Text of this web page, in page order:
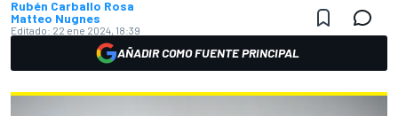
Rubén Carballo Rosa
Matteo Nugnes
Editado: 22 ene 2024, 18:39
AÑADIR COMO FUENTE PRINCIPAL